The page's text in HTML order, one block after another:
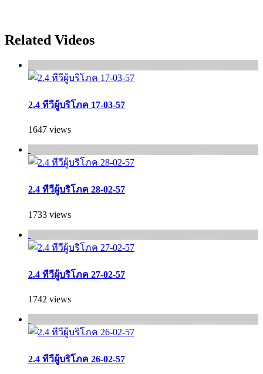
Related Videos
2.4 ทีวีผู้บริโภค 17-03-57
1647 views
2.4 ทีวีผู้บริโภค 28-02-57
1733 views
2.4 ทีวีผู้บริโภค 27-02-57
1742 views
2.4 ทีวีผู้บริโภค 26-02-57